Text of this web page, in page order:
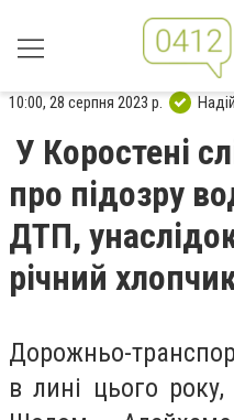
10:00, 28 серпня 2023 р.
У Коростені
про підозру
ДТП,
річний
Дорожньо-
в лині цього року,